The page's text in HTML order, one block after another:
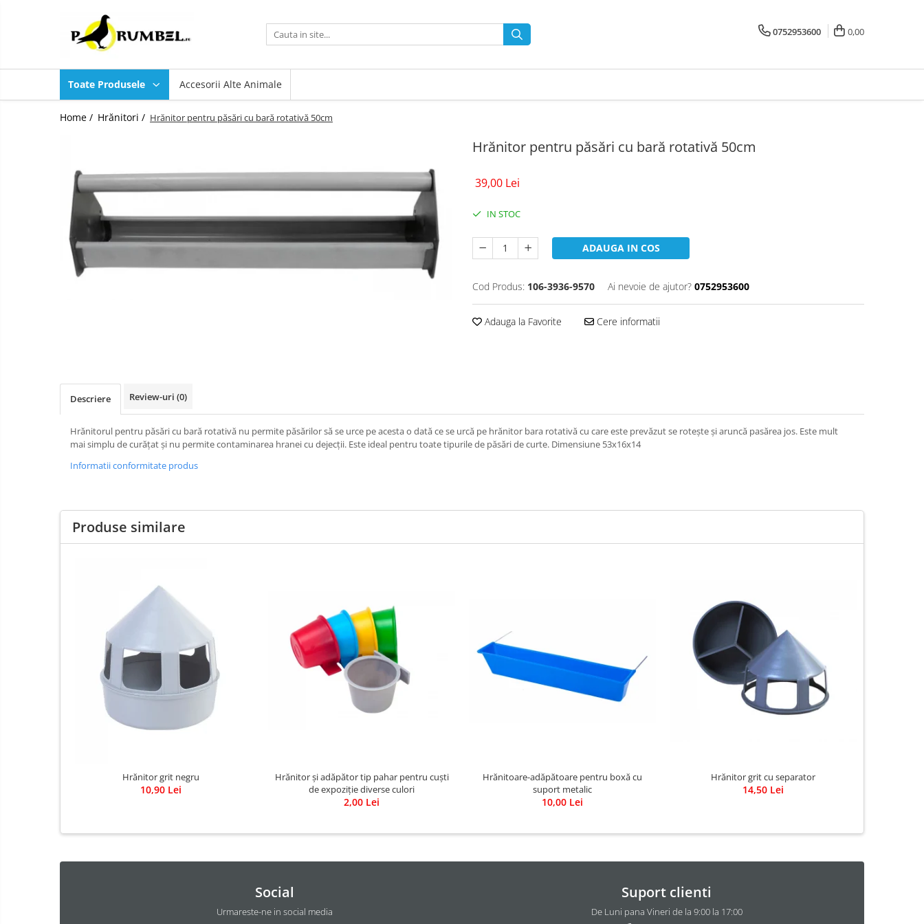
Toate Produsele
0752953600 0,00
Toate Produsele Accesorii Alte Animale
Home / Hrănitori / Hrănitor pentru păsări cu bară rotativă 50cm
Hrănitor pentru păsări cu bară rotativă 50cm
39,00 Lei
IN STOC
ADAUGA IN COS
Cod Produs: 106-3936-9570 Ai nevoie de ajutor? 0752953600
Adauga la Favorite Cere informatii
Descriere Review-uri (0)
Hrănitorul pentru păsări cu bară rotativă nu permite păsărilor să se urce pe acesta o dată ce se urcă pe hrănitor bara rotativă cu care este prevăzut se rotește și aruncă pasărea jos. Este mult
mai simplu de curățat și nu permite contaminarea hranei cu dejecții. Este ideal pentru toate tipurile de păsări de curte. Dimensiune 53x16x14
Informatii conformitate produs
Produse similare
Hrănitor grit negru
10,90 Lei
Hrănitor și adăpător tip pahar pentru cuști
de expoziție diverse culori
2,00 Lei
Hrănitoare-adăpătoare pentru boxă cu
suport metalic
10,00 Lei
Hrănitor grit cu separator
14,50 Lei
Social
Urmareste-ne in social media
Suport clienti
De Luni pana Vineri de la 9:00 la 17:00